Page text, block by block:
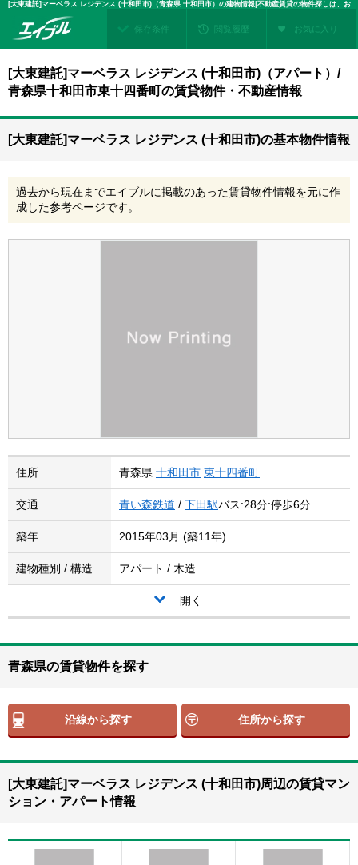
[大東建託]マーベラス レジデンス (十和田市)（青森県 十和田市）の建物情報|不動産賃貸の物件探しは、お部屋探しのエイブル
保存条件 閲覧履歴 お気に入り
[大東建託]マーベラス レジデンス (十和田市)（アパート）/
青森県十和田市東十四番町の賃貸物件・不動産情報
[大東建託]マーベラス レジデンス (十和田市)の基本物件情報
過去から現在までエイブルに掲載のあった賃貸物件情報を元に作
成した参考ページです。
住所 青森県 十和田市 東十四番町
交通 青い森鉄道 / 下田駅バス:28分:停歩6分
築年 2015年03月 (築11年)
建物種別 / 構造 アパート / 木造
開く
青森県の賃貸物件を探す
沿線から探す 住所から探す
[大東建託]マーベラス レジデンス (十和田市)周辺の賃貸マン
ション・アパート情報